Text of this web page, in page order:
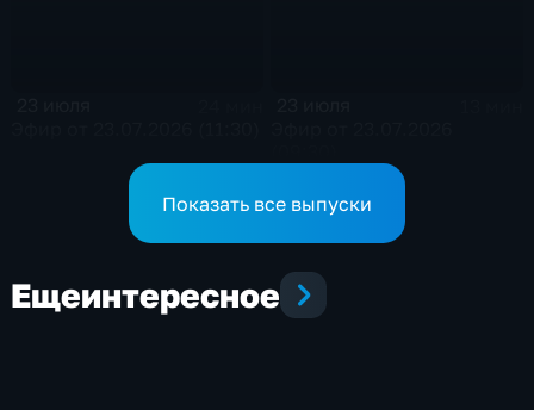
Показать все выпуски
Ещеинтересное